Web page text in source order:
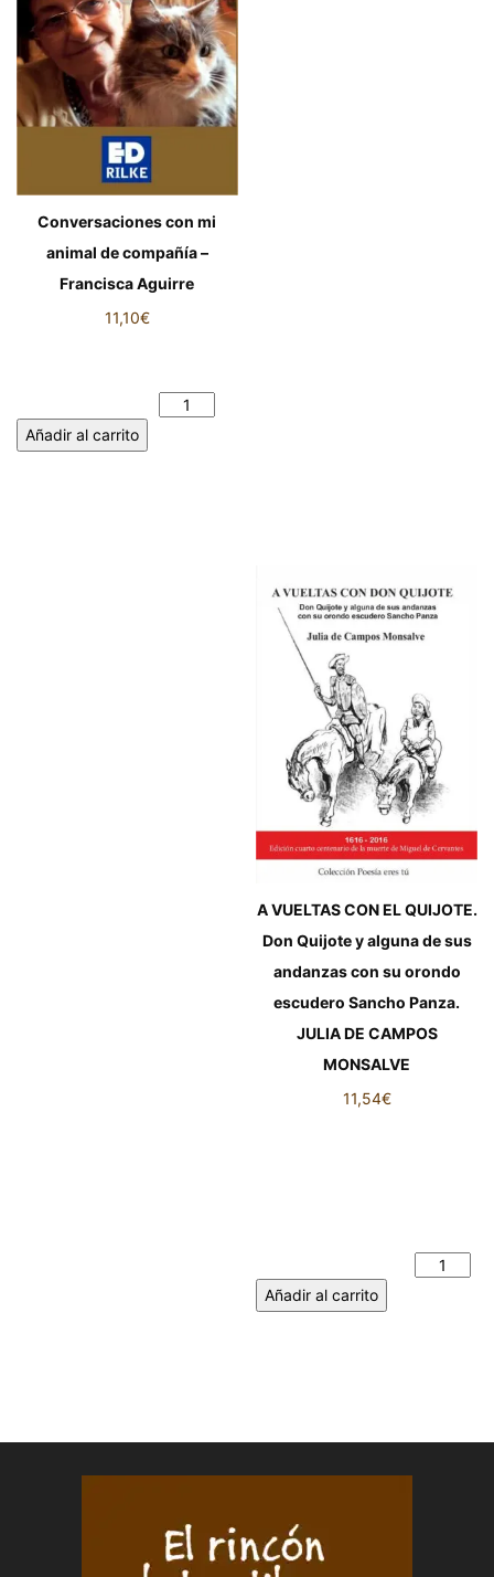
Conversaciones con mi
animal de compañía –
Francisca Aguirre
11,10€
Añadir al carrito
A VUELTAS CON EL QUIJOTE.
Don Quijote y alguna de sus
andanzas con su orondo
escudero Sancho Panza.
JULIA DE CAMPOS
MONSALVE
11,54€
Añadir al carrito